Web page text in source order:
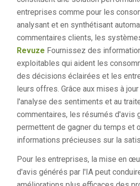
entreprises comme pour les
analysant et en synthétisant
commentaires clients, les
Revuze Fournissez des
exploitables qui aident les
des décisions éclairées et les
leurs offres. Grâce aux mises à
l'analyse des sentiments et au
commentaires, les résumés d'avis
permettent de gagner du temps et
informations précieuses sur la
Pour les entreprises, la mise en
d'avis générés par l'IA peut